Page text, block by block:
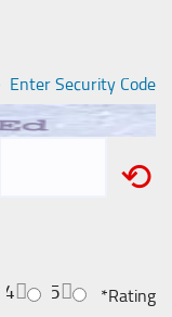
Security Code
⟲
Rating
*
5
4